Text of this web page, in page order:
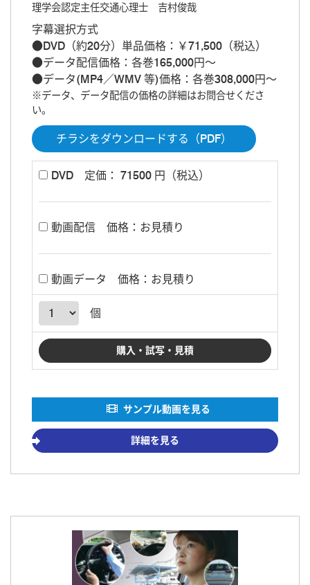
理学会認定主任交通心理士 吉村俊哉
字幕選択方式
●DVD（約20分）単品価格：￥71,500（税込）
●データ配信価格：各巻165,000円～
●データ(MP4／WMV 等)価格：各巻308,000円～
※データ、データ配信の価格の詳細はお問合せくださ
い。
チラシをダウンロードする（PDF）
DVD 定価： 71500 円（税込）
動画配信 価格：お見積り
動画データ 価格：お見積り
個
サンプル動画を見る
詳細を見る